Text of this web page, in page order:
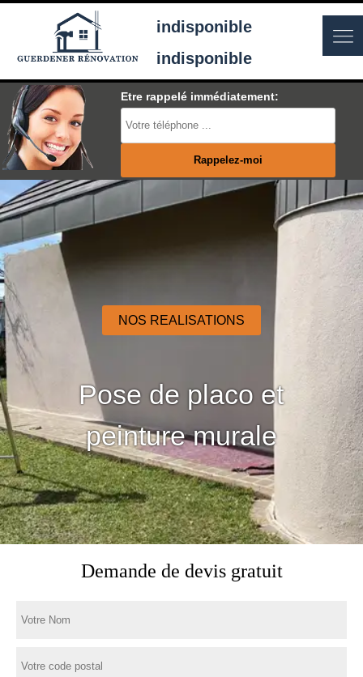
indisponible
indisponible
Etre rappelé immédiatement:
NOS REALISATIONS
Pose de placo et
peinture murale
Demande de devis gratuit